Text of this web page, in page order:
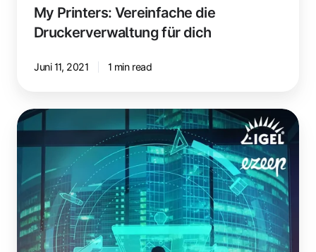
My Printers: Vereinfache die
Druckerverwaltung für dich
Juni 11, 2021 1 min read
ezeep
&
IGEL
Dein
Dream
Team
für